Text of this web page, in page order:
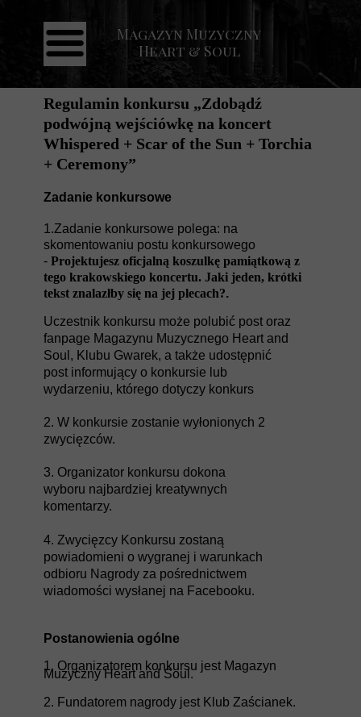
Strona główna
Aktualności
Recenzje
Koncerty
Galeria
Kontakt
Magazyn Muzyczny
Heart & Soul
Regulamin konkursu „Zdobądź
podwójną wejściówkę na koncert
Whispered + Scar of the Sun + Torchia
+ Ceremony”
Zadanie konkursowe
1.Zadanie konkursowe polega: na
skomentowaniu postu konkursowego
-Projektujesz oficjalną koszulkę pamiątkową z
tego krakowskiego koncertu. Jaki jeden, krótki
tekst znalazłby się na jej plecach?.
Uczestnik konkursu może polubić post oraz
fanpage Magazynu Muzycznego Heart and
Soul, Klubu Gwarek, a także udostępnić
post informujący o konkursie lub
wydarzeniu, którego dotyczy konkurs
2. W konkursie zostanie wyłonionych 2
zwycięzców.
3. Organizator konkursu dokona
wyboru najbardziej kreatywnych
komentarzy.
4. Zwycięzcy Konkursu zostaną
powiadomieni o wygranej i warunkach
odbioru Nagrody za pośrednictwem
wiadomości wysłanej na Facebooku.
Postanowienia ogólne
1. Organizatorem konkursu jest Magazyn
Muzyczny Heart and Soul.
2. Fundatorem nagrody jest Klub Zaścianek.